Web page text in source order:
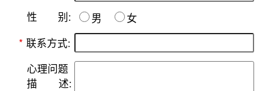
性 别: 男
女
* 联系方式:
心理问题
描
述: